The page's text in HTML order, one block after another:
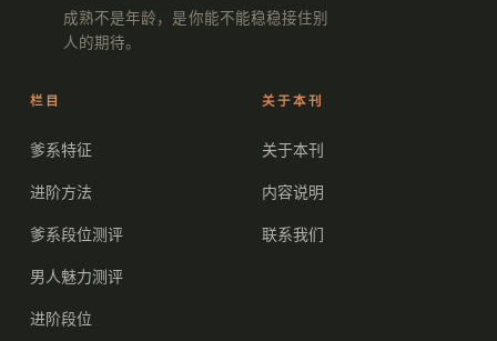
成熟不是年龄，是你能不能稳稳接住别
人的期待。
栏目
爹系特征
进阶方法
爹系段位测评
男人魅力测评
进阶段位
关于本刊
关于本刊
内容说明
联系我们